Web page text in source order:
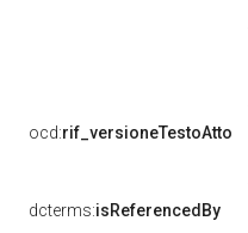
ocd:rif_versioneTestoAtto
dcterms:isReferencedBy